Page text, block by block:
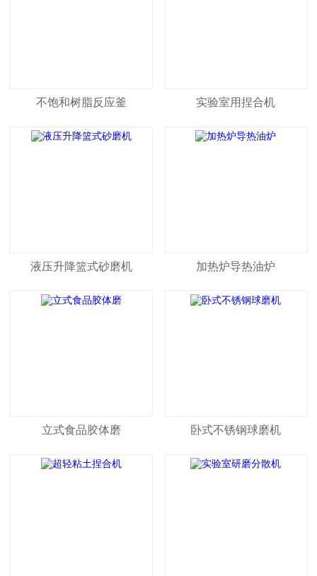
不饱和树脂反应釜 实验室用捏合机
液压升降篮式砂磨机 加热炉导热油炉
立式食品胶体磨 卧式不锈钢球磨机